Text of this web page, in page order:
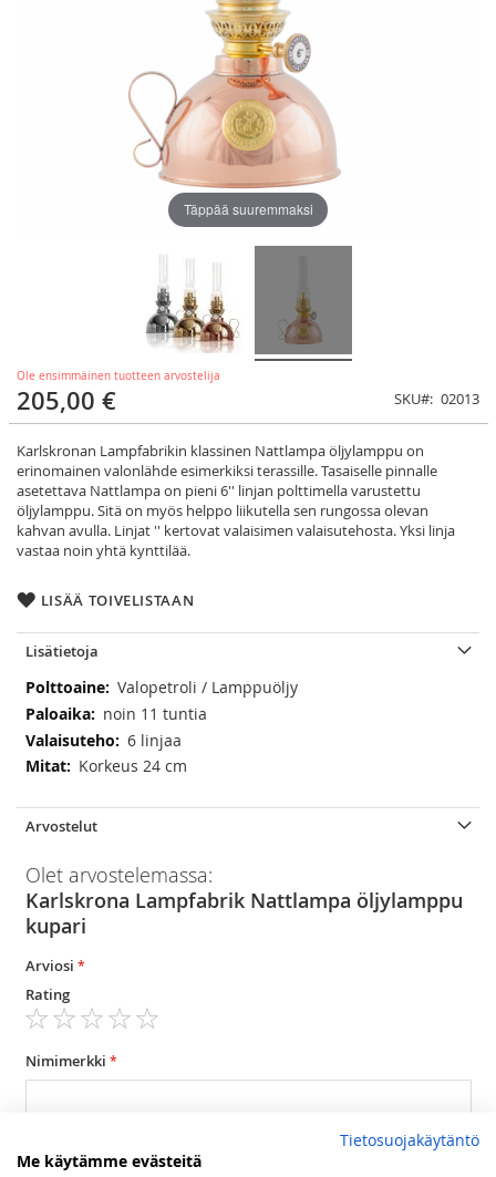
Ole ensimmäinen tuotteen arvostelija
205,00 € SKU 02013
Karlskronan Lampfabrikin klassinen Nattlampa öljylamppu on
erinomainen valonlähde esimerkiksi terassille. Tasaiselle pinnalle
asetettava Nattlampa on pieni 6'' linjan polttimella varustettu
öljylamppu. Sitä on myös helppo liikutella sen rungossa olevan
kahvan avulla. Linjat '' kertovat valaisimen valaisutehosta. Yksi linja
vastaa noin yhtä kynttilää.
LISÄÄ TOIVELISTAAN
Täppää suuremmaksi
Lisätietoja
Lisätietoja
Valopetroli / Lamppuöljy
noin 11 tuntia
6 linjaa
Korkeus 24 cm
Arvostelut
Olet arvostelemassa:
Karlskrona Lampfabrik Nattlampa öljylamppu
kupari
Arviosi
Rating
star
stars
stars
stars
stars
Nimimerkki
Tietosuojakäytäntö
Me käytämme evästeitä